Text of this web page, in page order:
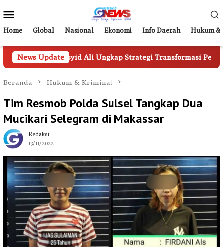
ke
kontenMobile
Home Global Nasional Ekonomi Info Daerah Hukum &
News Update
Rasyid Ali Ungkap Strategi Transformasi Perumda Parkir
Beranda Hukum & Kriminal
Tim Resmob Polda Sulsel Tangkap Dua
Mucikari Selegram di Makassar
Redaksi
13/11/2022